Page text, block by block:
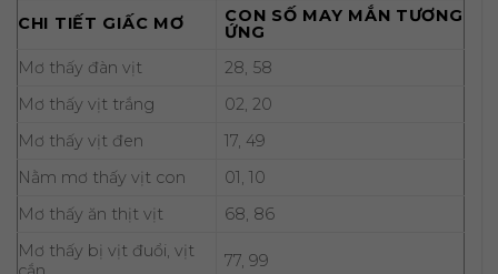
CHI TIẾT GIẤC MƠ
CON SỐ MAY MẮN TƯƠNG
ỨNG
Mơ thấy đàn vịt
28, 58
Mơ thấy vịt trắng
02, 20
Mơ thấy vịt đen
17, 49
Nằm mơ thấy vịt con
01, 10
Mơ thấy ăn thịt vịt
68, 86
Mơ thấy bị vịt đuổi, vịt
77, 99